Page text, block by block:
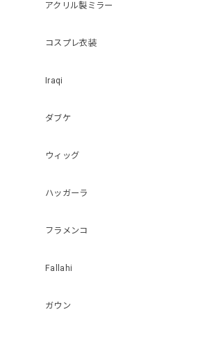
アクリル製ミラー
コスプレ衣装
Iraqi
ダブケ
ウィッグ
ハッガーラ
フラメンコ
Fallahi
ガウン